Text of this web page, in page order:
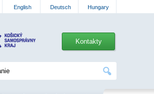
English Deutsch Hungary
Kontakty